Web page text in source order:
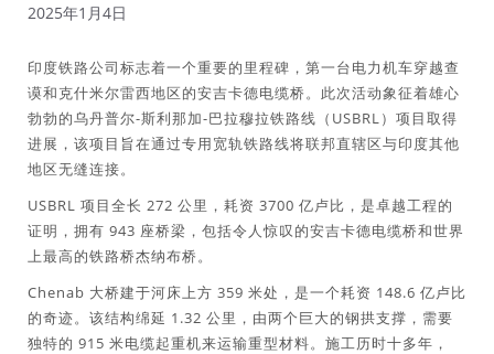
2025年1月4日
印度铁路公司标志着一个重要的里程碑，第一台电力机车穿越查
谟和克什米尔雷西地区的安吉卡德电缆桥。此次活动象征着雄心
勃勃的乌丹普尔-斯利那加-巴拉穆拉铁路线（USBRL）项目取得
进展，该项目旨在通过专用宽轨铁路线将联邦直辖区与印度其他
地区无缝连接。
USBRL 项目全长 272 公里，耗资 3700 亿卢比，是卓越工程的
证明，拥有 943 座桥梁，包括令人惊叹的安吉卡德电缆桥和世界
上最高的铁路桥杰纳布桥。
Chenab 大桥建于河床上方 359 米处，是一个耗资 148.6 亿卢比
的奇迹。该结构绵延 1.32 公里，由两个巨大的钢拱支撑，需要
独特的 915 米电缆起重机来运输重型材料。施工历时十多年，